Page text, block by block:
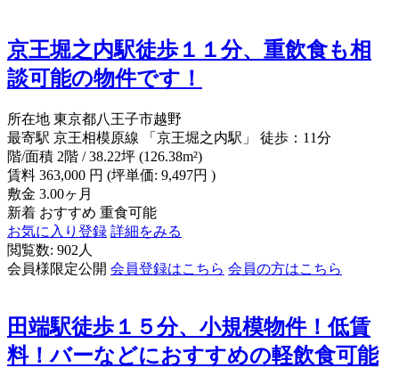
京王堀之内駅徒歩１１分、重飲食も相
談可能の物件です！
所在地 東京都八王子市越野
最寄駅 京王相模原線 「京王堀之内駅」 徒歩：11分
階/面積 2階 / 38.22坪 (126.38m²)
賃料 363,000 円 (坪単価: 9,497円 )
敷金 3.00ヶ月
新着 おすすめ 重食可能
お気に入り登録 詳細をみる
閲覧数: 902人
会員様限定公開 会員登録はこちら 会員の方はこちら
田端駅徒歩１５分、小規模物件！低賃
料！バーなどにおすすめの軽飲食可能